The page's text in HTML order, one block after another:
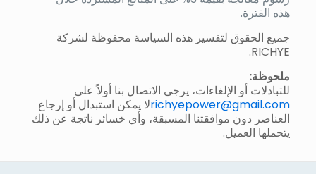
هذه الفترة.
جميع الحقوق لتفسير هذه السياسة محفوظة لشركة
RICHYE.
ملحوظة:
للتبادلات أو الإلغاءات، يرجى الاتصال بنا أولاً على
richyepower@gmail.comلا يمكن استبدال أو إرجاع
العناصر دون موافقتنا المسبقة، وأي خسائر ناتجة عن ذلك
يتحملها العميل.